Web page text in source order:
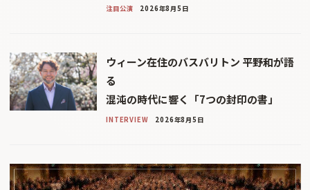
注目公演 2026年8月5日
ウィーン在住のバスバリトン 平野和が語
る
混沌の時代に響く「7つの封印の書」
INTERVIEW 2026年8月5日